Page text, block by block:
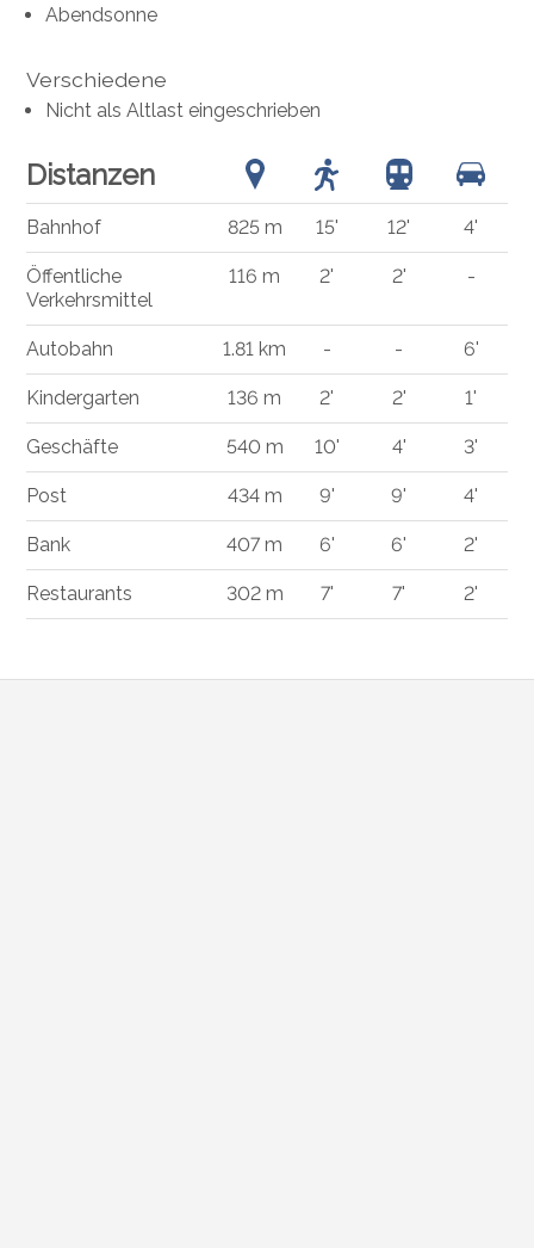
Abendsonne
Verschiedene
Nicht als Altlast eingeschrieben
Distanzen
Bahnhof 825 m 15' 12' 4'
Öffentliche
Verkehrsmittel
116 m 2' 2' -
Autobahn 1.81 km - - 6'
Kindergarten 136 m 2' 2' 1'
Geschäfte 540 m 10' 4' 3'
Post 434 m 9' 9' 4'
Bank 407 m 6' 6' 2'
Restaurants 302 m 7' 7' 2'